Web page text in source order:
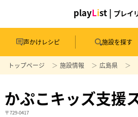
playList | プレイ
声かけレシピ 施設を探す
トップページ 施設情報 広島県
かぷこキッズ支援
〒729-0417